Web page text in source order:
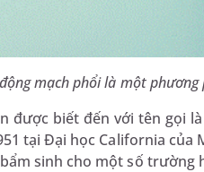
mạch phổi là một
được biết đến với tên gọi
tại Đại học California
sinh cho một số trường